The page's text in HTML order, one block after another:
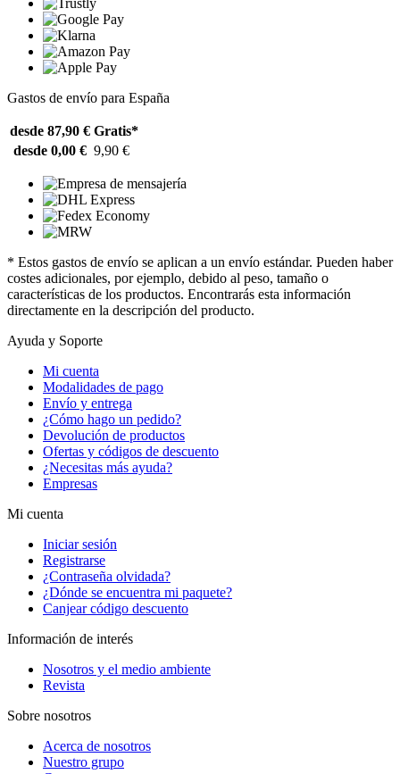
Gastos de envío para España
desde 87,90 € Gratis*
desde 0,00 € 9,90 €
* Estos gastos de envío se aplican a un envío estándar. Pueden haber
costes adicionales, por ejemplo, debido al peso, tamaño o
características de los productos. Encontrarás esta información
directamente en la descripción del producto.
Ayuda y Soporte
Mi cuenta
Modalidades de pago
Envío y entrega
¿Cómo hago un pedido?
Devolución de productos
Ofertas y códigos de descuento
¿Necesitas más ayuda?
Empresas
Mi cuenta
Iniciar sesión
Registrarse
¿Contraseña olvidada?
¿Dónde se encuentra mi paquete?
Canjear código descuento
Información de interés
Nosotros y el medio ambiente
Revista
Sobre nosotros
Acerca de nosotros
Nuestro grupo